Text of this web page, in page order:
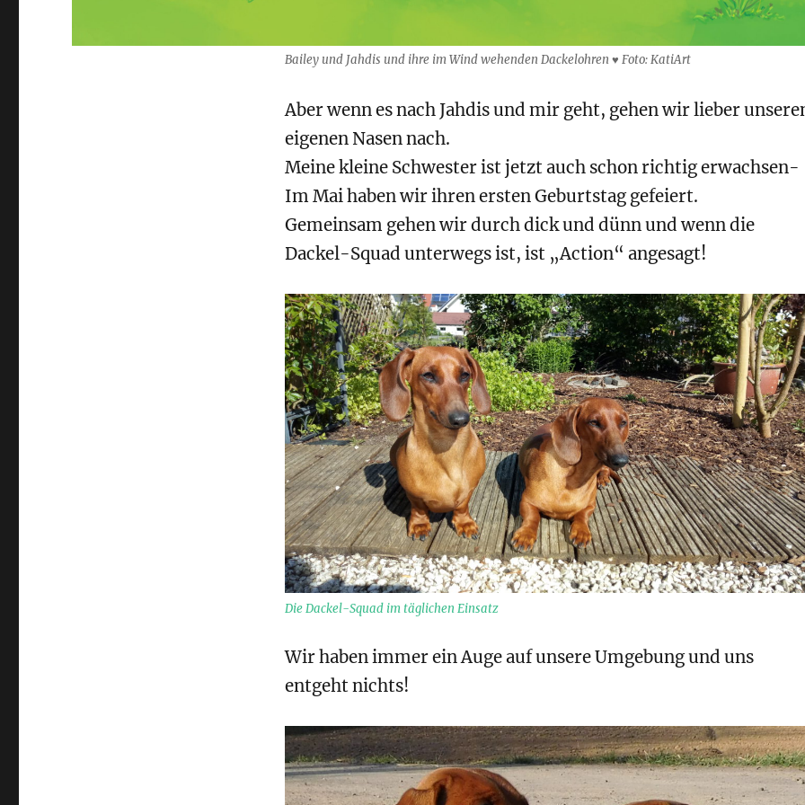
Bailey und Jahdis und ihre im Wind wehenden Dackelohren ♥ Foto: KatiArt
Aber wenn es nach Jahdis und mir geht, gehen wir lieber
eigenen Nasen nach.
Meine kleine Schwester ist jetzt auch schon richtig erwachsen-
Im Mai haben wir ihren ersten Geburtstag gefeiert.
Gemeinsam gehen wir durch dick und dünn und wenn die
Dackel-Squad unterwegs ist, ist „Action“ angesagt!
Die Dackel-Squad im täglichen Einsatz
Wir haben immer ein Auge auf unsere Umgebung und uns
entgeht nichts!